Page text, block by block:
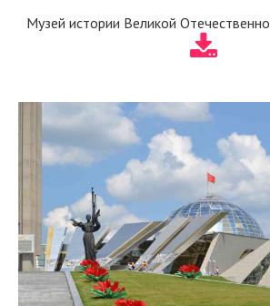
Музей истории Великой